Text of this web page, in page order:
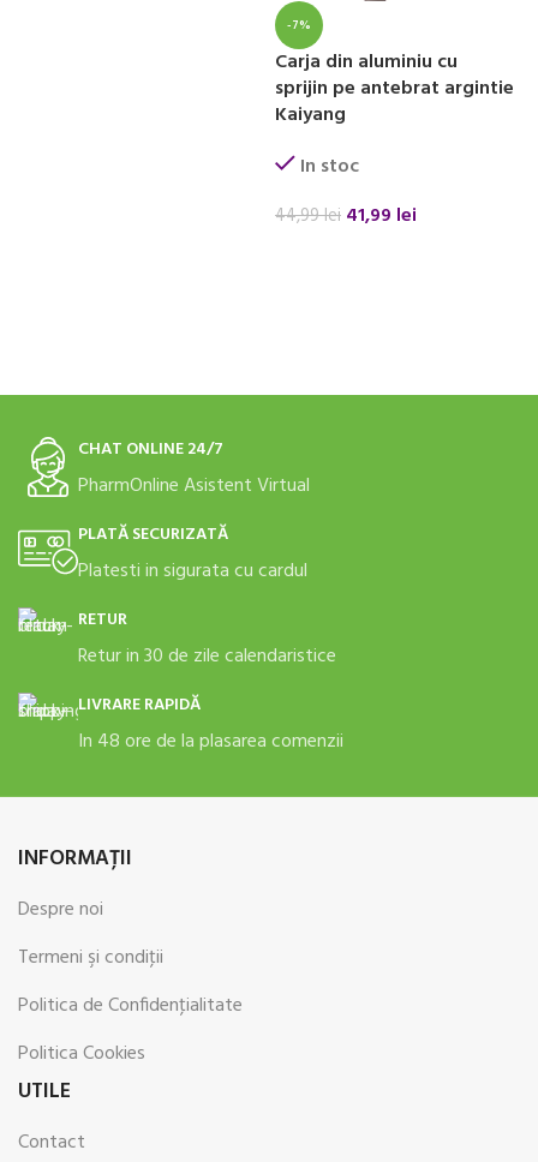
-7%
Carja din aluminiu cu
sprijin pe antebrat argintie
Kaiyang
In stoc
44,99lei 41,99 lei
CHAT ONLINE 24/7
PharmOnline Asistent Virtual
PLATĂ SECURIZATĂ
Platesti in sigurata cu cardul
RETUR
Retur in 30 de zile calendaristice
LIVRARE RAPIDĂ
In 48 ore de la plasarea comenzii
INFORMAŢII
Despre noi
Termeni şi condiţii
Politica de Confidenţialitate
Politica Cookies
UTILE
Contact